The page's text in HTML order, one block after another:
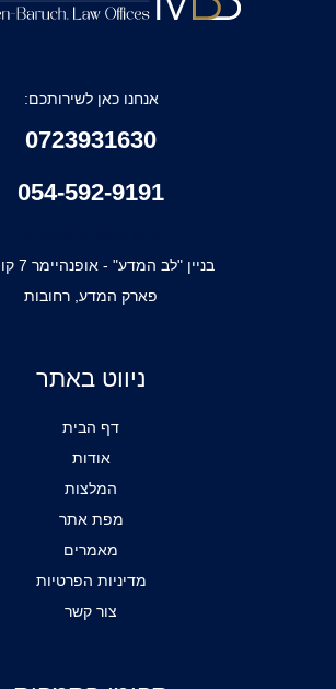
אנחנו כאן לשירותכם:
0723931630
054-592-9191
בניין "לב המדע" - אופנהיימר 7 קומה 2
פארק המדע, רחובות
ניווט באתר
דף הבית
אודות
המלצות
מפת אתר
מאמרים
מדיניות הפרטיות
צור קשר